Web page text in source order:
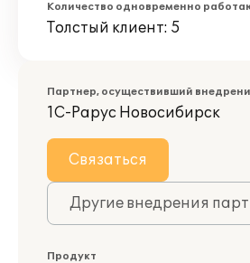
Количество одновременно
Толстый клиент: 5
Партнер, осуществивший
1С-Рарус Новосибирск
Связаться
Другие внедрения
Продукт